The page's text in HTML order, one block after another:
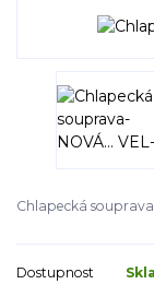
Chlapecká
Dostupnost